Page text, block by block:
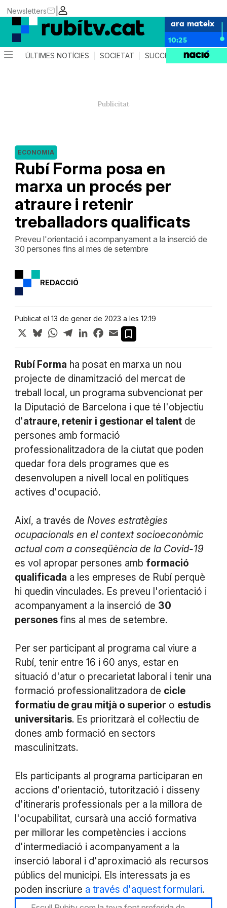
|
Newsletters
ara mateix
10:25
ÚLTIMES NOTÍCIES SOCIETAT SUCCESSOS
Rubí Forma posa en
marxa un procés per
atraure i retenir
treballadors qualificats
ECONOMIA
Preveu l'orientació i acompanyament a la inserció de
30 persones fins al mes de setembre
REDACCIÓ
Publicat el 13 de gener de 2023 a les 12:19
X BlueskyWhatsApp
TelegramLinkedInFacebook
Email
Rubí Forma ha posat en marxa un nou
projecte de dinamització del mercat de
treball local, un programa subvencionat per
la Diputació de Barcelona i que té l'objectiu
d'atraure, retenir i gestionar el talentde
persones amb formació
professionalitzadora de la ciutat que poden
quedar fora dels programes que es
desenvolupen a nivell local en polítiques
actives d'ocupació.
Així, a través de Noves estratègies
ocupacionals en el context socioeconòmic
actual com a conseqüència de la Covid-19
es vol apropar persones amb formació
qualificada a les empreses de Rubí perquè
hi quedin vinculades. Es preveu l'orientació i
acompanyament a la inserció de 30
personesfins al mes de setembre.
Per ser participant al programa cal viure a
Rubí, tenir entre 16 i 60 anys, estar en
situació d'atur o precarietat laboral i tenir una
formació professionalitzadora de cicle
formatiu de grau mitjà o superior o estudis
universitaris. Es prioritzarà el col·lectiu de
dones amb formació en sectors
masculinitzats.
Els participants al programa participaran en
accions d'orientació, tutorització i disseny
d'itineraris professionals per a la millora de
l'ocupabilitat, cursarà una acció formativa
per millorar les competències i accions
d'intermediació i acompanyament a la
inserció laboral i d'aproximació als recursos
públics del municipi. Els interessats ja es
poden inscriure a través d'aquest formulari.